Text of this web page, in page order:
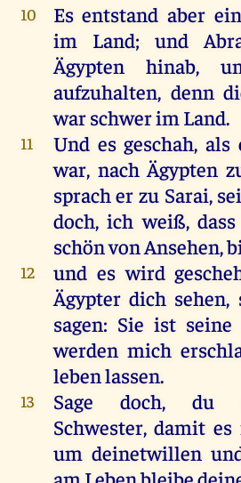
10 Esentstand aber
im
Land; und
Ägypten
hinab,
aufzuhalten, denn
warschwerim Land.
11 Und es geschah,als
war, nach Ägypten
spracher zu Sarai,
doch,ich weiß,
schönvonAnsehen,
12 und es wird
Ägypter dich sehen,
sagen: Sie ist seine
werden mich
lebenlassen.
13 Sage doch, du
Schwester,damit es
um deinetwillen